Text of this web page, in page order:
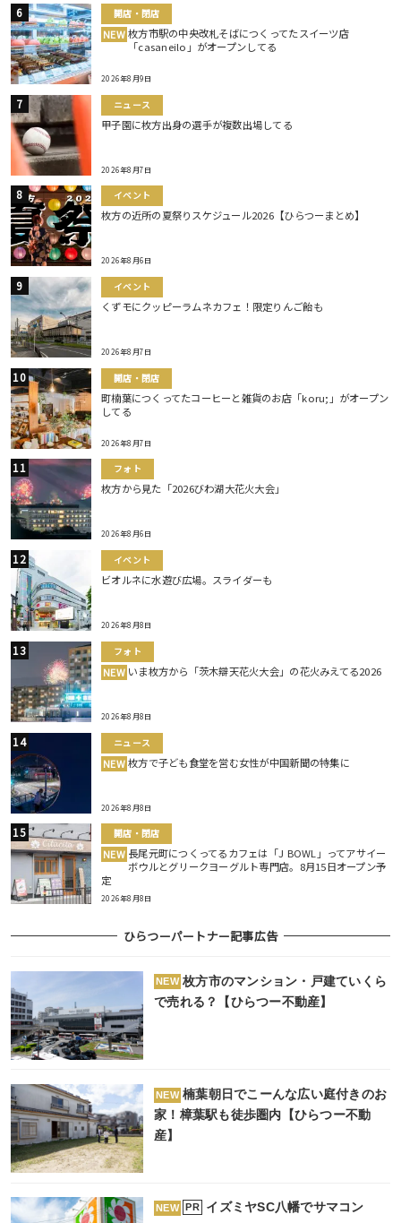
開店・閉店
NEW 枚方市駅の中央改札そばにつくってたスイーツ店
「casaneilo」がオープンしてる
2026年8月9日
ニュース
甲子園に枚方出身の選手が複数出場してる
2026年8月7日
イベント
枚方の近所の夏祭りスケジュール2026【ひらつーまとめ】
2026年8月6日
イベント
くずモにクッピーラムネカフェ！限定りんご飴も
2026年8月7日
開店・閉店
町楠葉につくってたコーヒーと雑貨のお店「koru;」がオープン
してる
2026年8月7日
フォト
枚方から見た「2026びわ湖大花火大会」
2026年8月6日
イベント
ビオルネに水遊び広場。スライダーも
2026年8月8日
フォト
NEW いま枚方から「茨木辯天花火大会」の花火みえてる2026
2026年8月8日
ニュース
NEW 枚方で子ども食堂を営む女性が中国新聞の特集に
2026年8月8日
開店・閉店
NEW 長尾元町につくってるカフェは「J BOWL」ってアサイー
ボウルとグリークヨーグルト専門店。8月15日オープン予
定
2026年8月8日
ひらつーパートナー記事広告
NEW 枚方市のマンション・戸建ていくら
で売れる？【ひらつー不動産】
NEW 楠葉朝日でこーんな広い庭付きのお
家！樟葉駅も徒歩圏内【ひらつー不動
産】
NEW PR イズミヤSC八幡でサマコン